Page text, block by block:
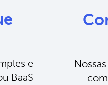
e
BaaS